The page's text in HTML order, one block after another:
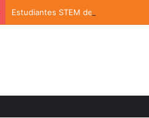
Estudiantes STEM de la UDLAP